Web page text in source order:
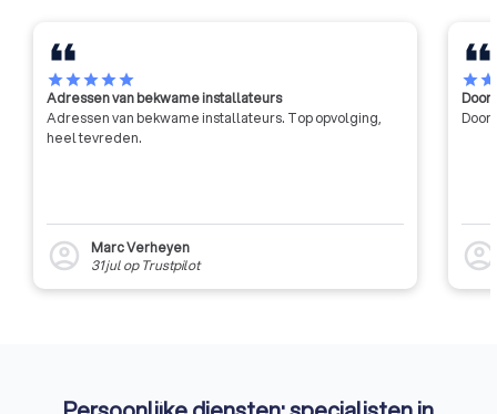
starstarstarstarstar
Adressen van bekwame installateurs
Adressen van bekwame installateurs. Top opvolging,
heel tevreden.
account_circle
Marc Verheyen
31 julop Trustpilot
starstar
Door
Door
account_circle